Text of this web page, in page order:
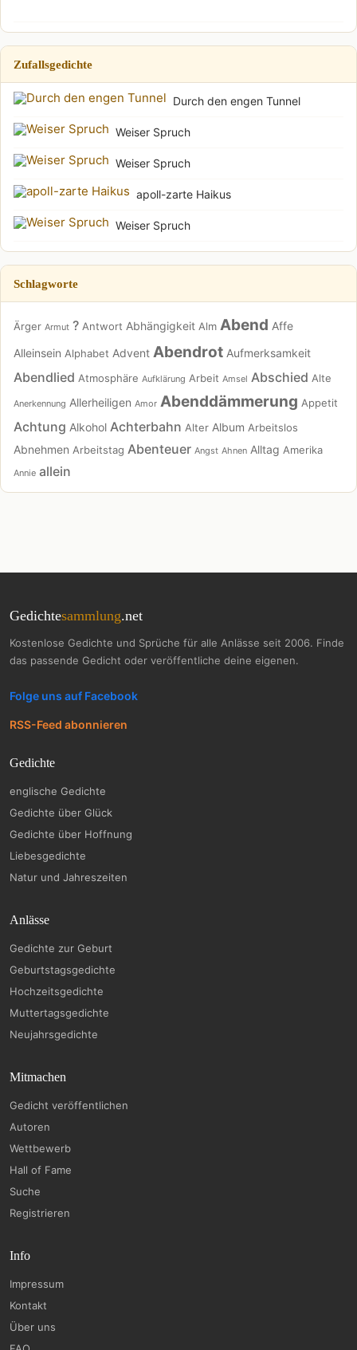
Zufallsgedichte
Durch den engen Tunnel
Weiser Spruch
Weiser Spruch
apoll-zarte Haikus
Weiser Spruch
Schlagworte
Ärger Armut ? Antwort Abhängigkeit Alm Abend Affe
Alleinsein Alphabet Advent Abendrot Aufmerksamkeit
Abendlied Atmosphäre Aufklärung Arbeit Amsel Abschied Alte
Anerkennung Allerheiligen Amor Abenddämmerung Appetit
Achtung Alkohol Achterbahn Alter Album Arbeitslos
Abnehmen Arbeitstag Abenteuer Angst Ahnen Alltag Amerika
Annie allein
Gedichtesammlung.net
Kostenlose Gedichte und Sprüche für alle Anlässe seit 2006. Finde
das passende Gedicht oder veröffentliche deine eigenen.
Folge uns auf Facebook
RSS-Feed abonnieren
Gedichte
englische Gedichte
Gedichte über Glück
Gedichte über Hoffnung
Liebesgedichte
Natur und Jahreszeiten
Anlässe
Gedichte zur Geburt
Geburtstagsgedichte
Hochzeitsgedichte
Muttertagsgedichte
Neujahrsgedichte
Mitmachen
Gedicht veröffentlichen
Autoren
Wettbewerb
Hall of Fame
Suche
Registrieren
Info
Impressum
Kontakt
Über uns